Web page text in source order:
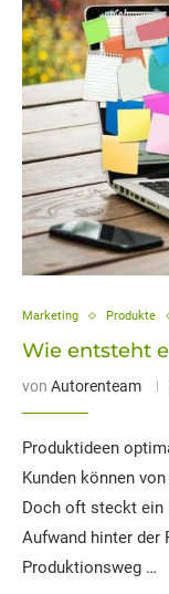
Marketing Produkte
Wie entsteht
von Autorenteam
Produktideen
Kunden können
Doch oft steckt ein
Aufwand hinter der
Produktionsweg …